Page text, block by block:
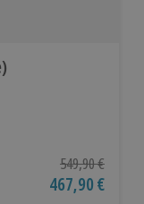
Ursprünglicher
549,90 €
Aktueller Preis
467,90 €